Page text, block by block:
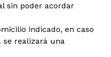
sin poder acordar
indicado, en caso
se realizará una